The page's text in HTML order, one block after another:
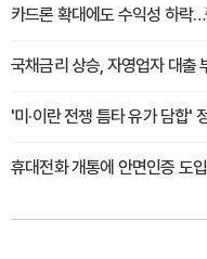
카드론 확대에도 수익성 하락
국채금리 상승, 자영업자 대출
'미·이란 전쟁 틈타 유가 담합'
휴대전화 개통에 안면인증 도